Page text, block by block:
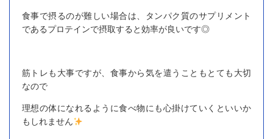
食事で摂るのが難しい場合は、タンパク質のサプリメント
であるプロテインで摂取すると効率が良いです◎
筋トレも大事ですが、食事から気を遣うこともとても大切
なので
理想の体になれるように食べ物にも心掛けていくといいか
もしれません